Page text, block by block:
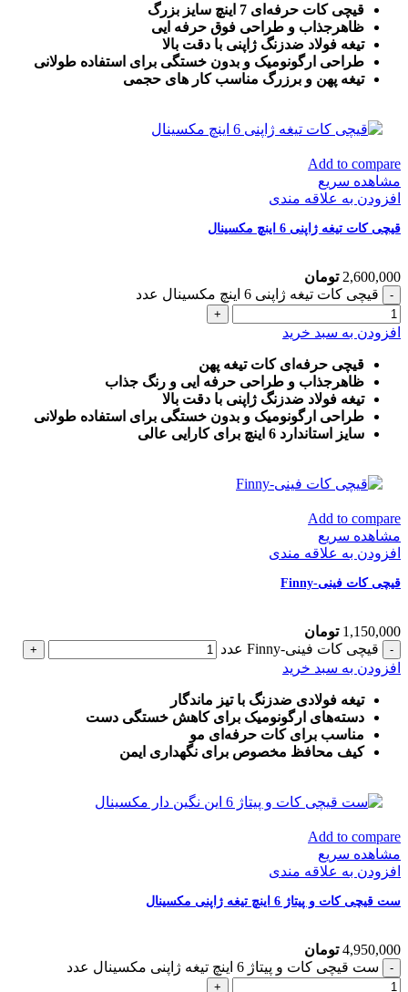
قیچی کات حرفه‌ای 7 اینچ سایز بزرگ
ظاهرجذاب و طراحی فوق حرفه ایی
تیغه فولاد ضدزنگ ژاپنی با دقت بالا
طراحی ارگونومیک و بدون خستگی برای استفاده طولانی
تیغه پهن و برزرگ مناسب کار های حجمی
Add to compare
مشاهده سریع
افزودن به علاقه مندی
قیچی کات تیغه ژاپنی 6 اینچ مکسینال
2,600,000 تومان
قیچی کات تیغه ژاپنی 6 اینچ مکسینال عدد
افزودن به سبد خرید
قیچی حرفه‌ای کات تیغه پهن
ظاهرجذاب و طراحی حرفه ایی و رنگ جذاب
تیغه فولاد ضدزنگ ژاپنی با دقت بالا
طراحی ارگونومیک و بدون خستگی برای استفاده طولانی
سایز استاندارد 6 اینچ برای کارایی عالی
Add to compare
مشاهده سریع
افزودن به علاقه مندی
قیچی کات فینی-Finny
1,150,000 تومان
قیچی کات فینی-Finny عدد
افزودن به سبد خرید
تیغه فولادی ضدزنگ با تیز ماندگار
دسته‌های ارگونومیک برای کاهش خستگی دست
مناسب برای کات حرفه‌ای مو
کیف محافظ مخصوص برای نگهداری ایمن
Add to compare
مشاهده سریع
افزودن به علاقه مندی
ست قیچی کات و پیتاژ 6 اینچ تیغه ژاپنی مکسینال
4,950,000 تومان
ست قیچی کات و پیتاژ 6 اینچ تیغه ژاپنی مکسینال عدد